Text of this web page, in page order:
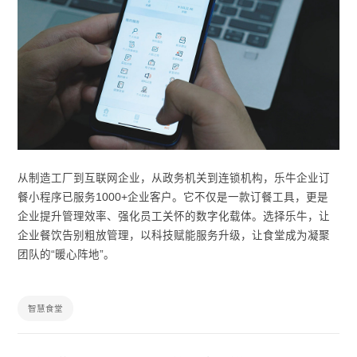
从制造工厂到互联网企业，从政务机关到连锁机构，乐牛企业订
餐小程序已服务1000+企业客户。它不仅是一款订餐工具，更是
企业提升管理效率、强化员工关怀的数字化载体。选择乐牛，让
企业餐饮告别粗放管理，以科技赋能服务升级，让食堂成为凝聚
团队的“暖心阵地”。
智慧食堂